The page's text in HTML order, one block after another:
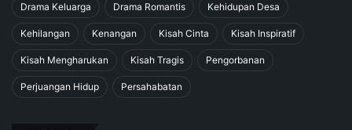
Drama Keluarga Drama Romantis Kehidupan Desa
Kehilangan Kenangan Kisah Cinta Kisah Inspiratif
Kisah Mengharukan Kisah Tragis Pengorbanan
Perjuangan Hidup Persahabatan